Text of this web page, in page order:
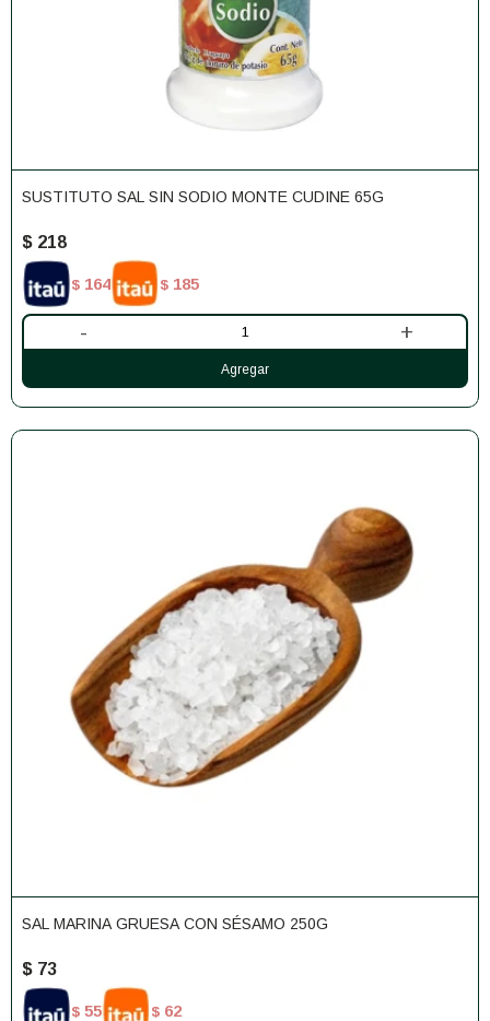
SUSTITUTO SAL SIN SODIO MONTE CUDINE 65G
$ 218
$ 164 $ 185
- +
SAL MARINA GRUESA CON SÉSAMO 250G
$ 73
$ 55 $ 62